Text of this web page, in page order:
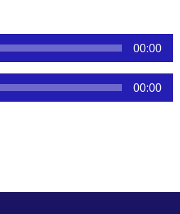
00:00
00:00